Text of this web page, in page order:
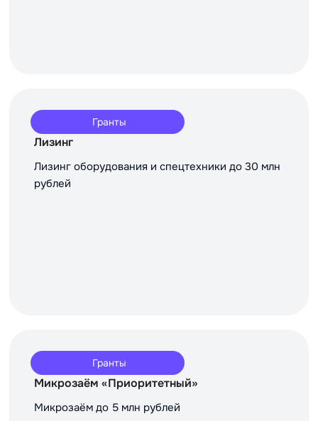
Гранты
Лизинг
Лизинг оборудования и спецтехники до 30 млн
рублей
Гранты
Микрозаём «Приоритетный»
Микрозаём до 5 млн рублей